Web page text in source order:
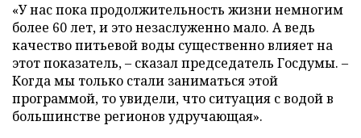
«У нас пока продолжительность жизни немногим
более 60 лет, и это незаслуженно мало. А ведь
качество питьевой воды существенно влияет на
этот показатель, – сказал председатель Госдумы. –
Когда мы только стали заниматься этой
программой, то увидели, что ситуация с водой в
большинстве регионов удручающая».